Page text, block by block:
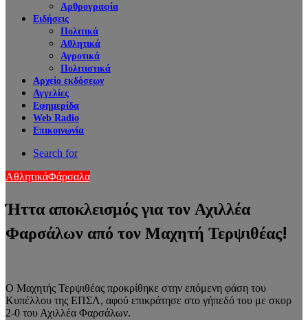
Αρθρογραφία
Ειδήσεις
Πολιτικά
Αθλητικά
Αγροτικά
Πολιτιστικά
Αρχείο εκδόσεων
Αγγελίες
Εφημερίδα
Web Radio
Επικοινωνία
Search for
ΑθλητικάΦάρσαλα
Ήττα αποκλεισμός για τον Αχιλλέα
Φαρσάλων από τον Μαχητή Τερψιθέας!
Ο Μαχητής Τερψιθέας προκρίθηκε στην επόμενη φάση του
Κυπέλλου της ΕΠΣΛ, αφού επικράτησε στο γήπεδό του με σκορ
2-0 του Αχιλλέα Φαρσάλων.